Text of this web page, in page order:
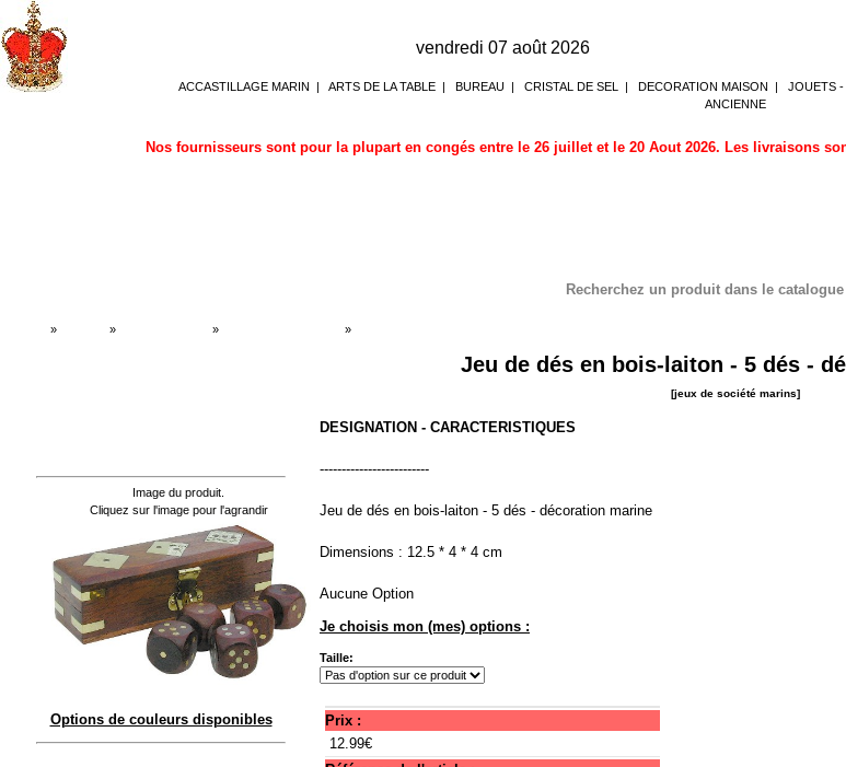
vendredi 07 août 2026
ACCASTILLAGE MARIN | ARTS DE LA TABLE | BUREAU | CRISTAL DE SEL | DECORATION MAISON | JOUETS -
ANCIENNE
Nos fournisseurs sont pour la plupart en congés entre le 26 juillet et le 20 Aout 2026. Les livraisons
Recherchez un produit dans le catalogue
» » » »
Jeu de dés en bois-laiton - 5 dés -
[jeux de société marins]
Image du produit.
Cliquez sur l'image pour l'agrandir
Options de couleurs disponibles
DESIGNATION - CARACTERISTIQUES
-------------------------
Jeu de dés en bois-laiton - 5 dés - décoration marine
Dimensions : 12.5 * 4 * 4 cm
Aucune Option
Je choisis mon (mes) options :
Taille:
Prix :
12.99€